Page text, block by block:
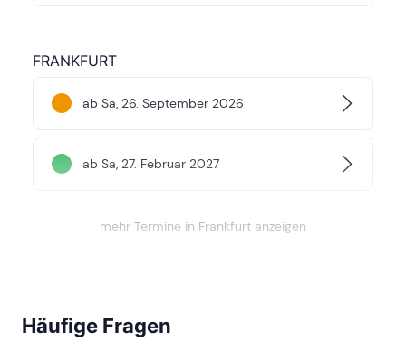
FRANKFURT
ab Sa, 26. September 2026
ab Sa, 27. Februar 2027
mehr Termine in Frankfurt anzeigen
Häufige Fragen